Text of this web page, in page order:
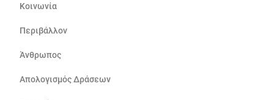
Κοινωνία
Περιβάλλον
Άνθρωπος
Απολογισμός Δράσεων